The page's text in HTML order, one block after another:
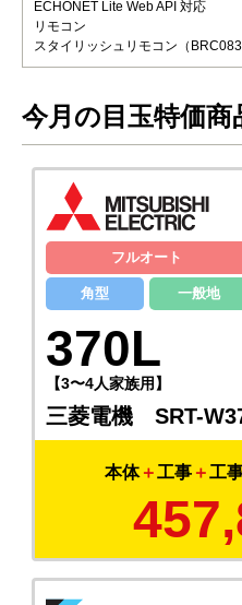
ECHONET Lite Web API 対応
リモコン
スタイリッシュリモコン（
今月の目玉特価商
フルオート
角型 一般地
370L
【3〜4人家族用】
三菱電機 SRT-
本体＋工事 ＋工